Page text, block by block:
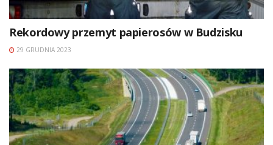
Rekordowy przemyt papierosów w Budzisku
29 GRUDNIA 2023